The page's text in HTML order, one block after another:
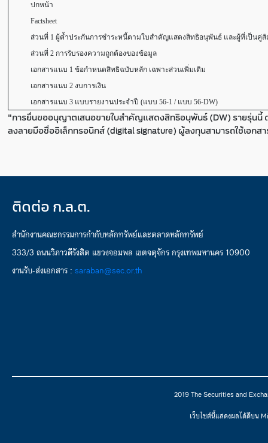
ปกหน้า
Factsheet
ส่วนที่ 1 ผู้ค้ำประกันการชำระหนี้ตามใบสำคัญแสดงสิทธิอนุพันธ์ และผู้ที่เป็นคู่สั
ส่วนที่ 2 การรับรองความถูกต้องของข้อมูล
เอกสารแนบ 1 ข้อกำหนดสิทธิฉบับหลัก เฉพาะส่วนเพิ่มเติม
เอกสารแนบ 2 งบการเงิน
เอกสารแนบ 3 แบบรายงานประจำปี (แบบ 56-1 / แบบ 56-DW)
"การยื่นขออนุญาตเสนอขายใบสำคัญแสดงสิทธิอนุพันธ์ (DW) รายรุ่นนี้
ลงลายมือชื่ออิเล็กทรอนิกส์ (digital signature) ผู้ลงทุนสามารถใช้เอกส
ติดต่อ ก.ล.ต.
สำนักงานคณะกรรมการกำกับหลักทรัพย์และตลาดหลักทรัพย์
333/3 ถนนวิภาวดีรังสิต แขวงจอมพล เขตจตุจักร กรุงเทพมหานคร 10900
งานรับ-ส่งเอกสาร : saraban@sec.or.th
2019 The Securities and
เว็บไซต์นี้แสดงผลได้ดีบน